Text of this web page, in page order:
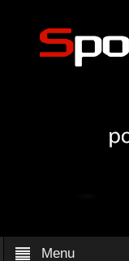
Menu